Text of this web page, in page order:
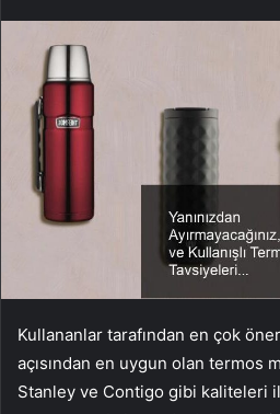
Kullananlar tarafından en çok
açısından en uygun olan termos
Stanley ve Contigo gibi kaliteleri